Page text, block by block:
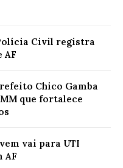
Polícia Civil registra
AF
Chico Gamba
que fortalece
vai para UTI
AF